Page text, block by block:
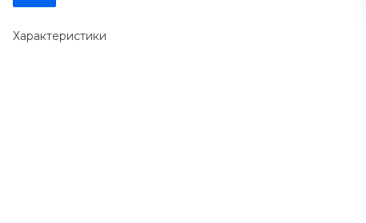
Характеристики